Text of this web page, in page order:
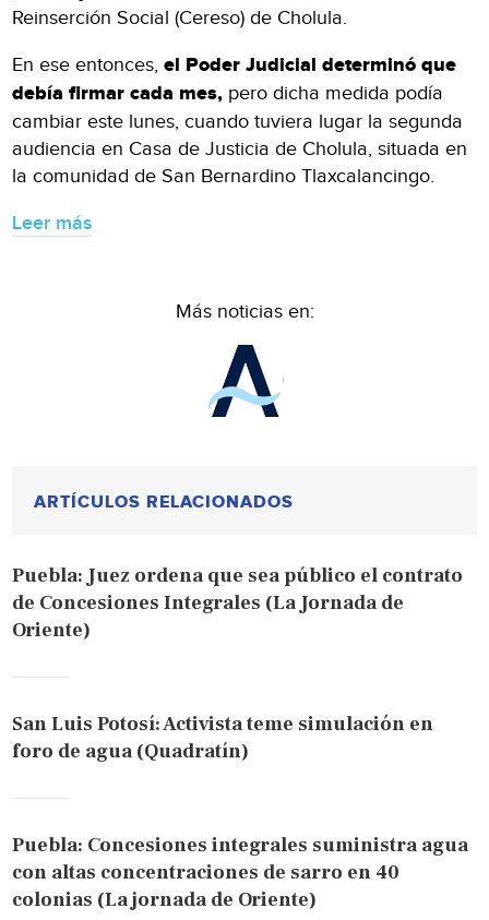
Reinserción Social (Cereso) de Cholula.
En ese entonces,el Poder Judicial determinó que
debía firmar cada mes, pero dicha medida podía
cambiar este lunes, cuando tuviera lugar la segunda
audiencia en Casa de Justicia de Cholula, situada en
la comunidad de San Bernardino Tlaxcalancingo.
Leer más
Más noticias en:
ARTÍCULOS RELACIONADOS
Puebla: Juez ordena que sea público el contrato
de Concesiones Integrales (La Jornada de
Oriente)
San Luis Potosí: Activista teme simulación en
foro de agua (Quadratín)
Puebla: Concesiones integrales suministra agua
con altas concentraciones de sarro en 40
colonias (La jornada de Oriente)